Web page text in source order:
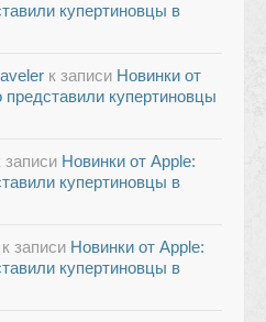
купертиновцы в
к записи Новинки от
представили купертиновцы
записи Новинки от Apple:
купертиновцы в
к записи Новинки от Apple:
купертиновцы в